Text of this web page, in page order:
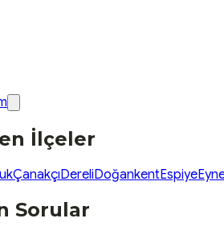
İlçeler
ÇanakçıDereliDoğankentEspiye
Sorular